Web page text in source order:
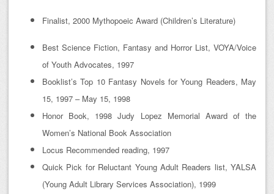
Finalist, 2000 Mythopoeic Award (Children’s Literature)
Best Science Fiction, Fantasy and Horror List, VOYA/Voice
of Youth Advocates, 1997
Booklist’s Top 10 Fantasy Novels for Young Readers, May
15, 1997 – May 15, 1998
Honor Book, 1998 Judy Lopez Memorial Award of the
Women’s National Book Association
Locus Recommended reading, 1997
Quick Pick for Reluctant Young Adult Readers list, YALSA
(Young Adult Library Services Association), 1999